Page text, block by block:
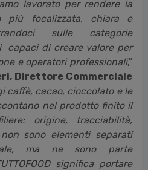
lavorato per rendere la
più focalizzata, chiara e
sulle categorie
capaci di creare valore per
e operatori professionali,”
Direttore Commerciale
caffè, cacao, cioccolato e le
nel prodotto finito il
origine, tracciabilità,
sono elementi separati
ma ne sono parte
significa portare